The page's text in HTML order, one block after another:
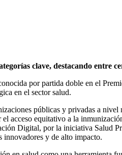
clave, destacando entre
por partida doble en el
en el sector salud.
públicas y privadas a
acceso equitativo a la
Digital, por la iniciativa Salud
innovadores y de alto impacto.